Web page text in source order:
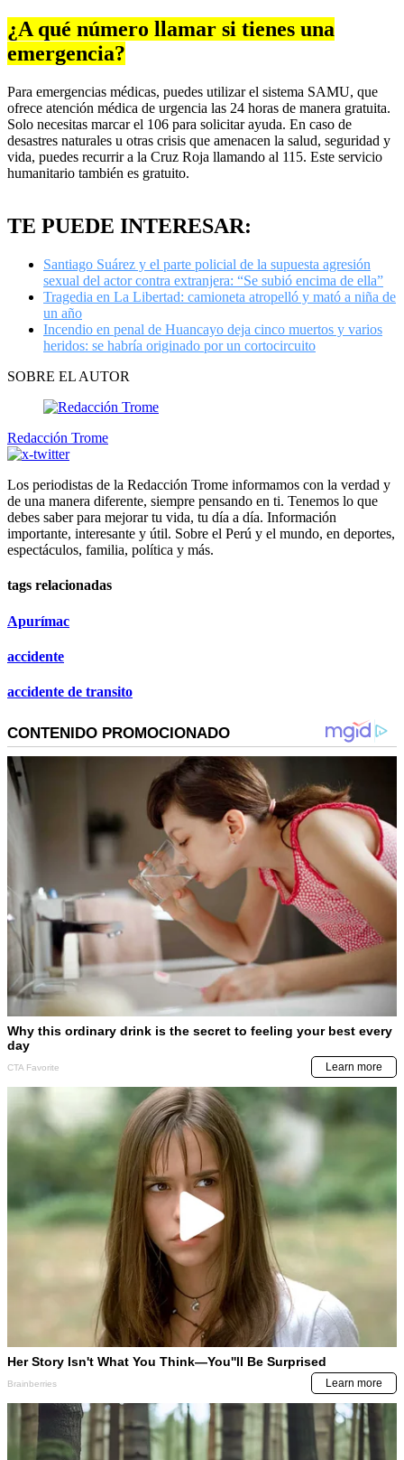
¿A qué número llamar si tienes una
emergencia?
Para emergencias médicas, puedes utilizar el sistema SAMU, que
ofrece atención médica de urgencia las 24 horas de manera gratuita.
Solo necesitas marcar el 106 para solicitar ayuda. En caso de
desastres naturales u otras crisis que amenacen la salud, seguridad y
vida, puedes recurrir a la Cruz Roja llamando al 115. Este servicio
humanitario también es gratuito.
TE PUEDE INTERESAR:
Santiago Suárez y el parte policial de la supuesta agresión
sexual del actor contra extranjera: “Se subió encima de ella”
Tragedia en La Libertad: camioneta atropelló y mató a niña de
un año
Incendio en penal de Huancayo deja cinco muertos y varios
heridos: se habría originado por un cortocircuito
SOBRE EL AUTOR
Redacción Trome
Los periodistas de la Redacción Trome informamos con la verdad y
de una manera diferente, siempre pensando en ti. Tenemos lo que
debes saber para mejorar tu vida, tu día a día. Información
importante, interesante y útil. Sobre el Perú y el mundo, en deportes,
espectáculos, familia, política y más.
tags relacionadas
Apurímac
accidente
accidente de transito